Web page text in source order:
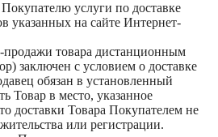
услуги по доставке
указанных на сайте Интернет-
товара дистанционным
заключен с условием о доставке
обязан в установленный
Товар в место, указанное
доставки Товара Покупателем не
или регистрации.